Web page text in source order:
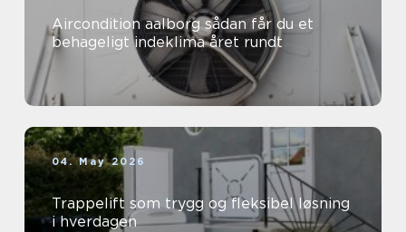
Aircondition aalborg sådan får du et
behageligt indeklima året rundt
04. May 2026
Trappelift som trygg og fleksibel løsning
i hverdagen